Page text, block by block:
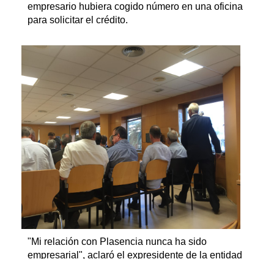
empresario hubiera cogido número en una oficina
para solicitar el crédito.
"Mi relación con Plasencia nunca ha sido
empresarial", aclaró el expresidente de la entidad